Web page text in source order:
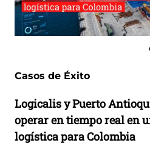
Casos de Éxito
Logicalis y Puerto
operar en tiempo real en
logística para Colombia